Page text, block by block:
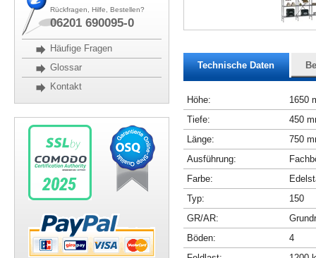
Rückfragen, Hilfe, Bestellen?
06201 690095-0
Häufige Fragen
Glossar
Kontakt
Technische Daten
Höhe:
1650
Tiefe:
450
Länge:
750
Ausführung:
Farbe:
Typ:
150
GR/AR:
Böden:
4